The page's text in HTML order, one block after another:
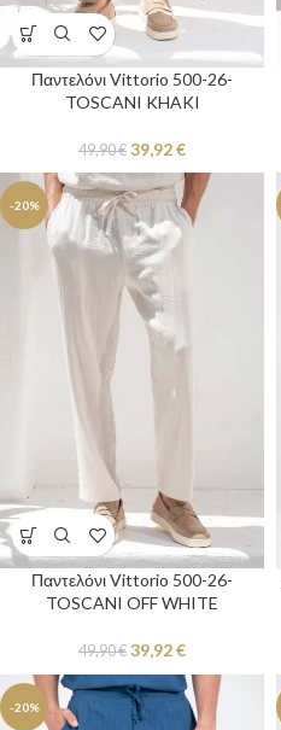
Παντελόνι Vittorio 500-26-
TOSCANI KHAKI
49,90€ 39,92€
-20%
Παντελόνι Vittorio 500-26-
TOSCANI OFF WHITE
49,90€ 39,92€
-20%